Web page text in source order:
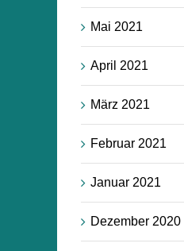
Mai 2021
April 2021
März 2021
Februar 2021
Januar 2021
Dezember 2020